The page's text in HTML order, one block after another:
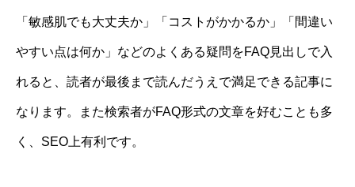
「敏感肌でも大丈夫か」「コストがかかるか」「間違い
やすい点は何か」などのよくある疑問をFAQ見出しで入
れると、読者が最後まで読んだうえで満足できる記事に
なります。また検索者がFAQ形式の文章を好むことも多
く、SEO上有利です。